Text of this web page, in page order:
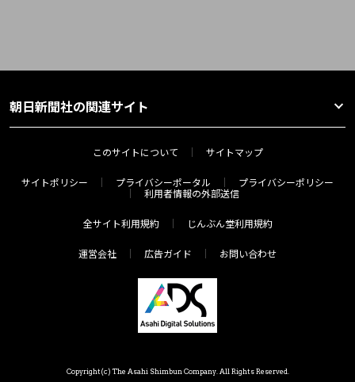
朝日新聞社の関連サイト
このサイトについて サイトマップ
サイトポリシー プライバシーポータル
プライバシーポリシー
利用者情報の外部送信
全サイト利用規約 じんぶん堂利用規約
運営会社 広告ガイド お問い合わせ
Copyright(c) The Asahi Shimbun Company. All Rights Reserved.